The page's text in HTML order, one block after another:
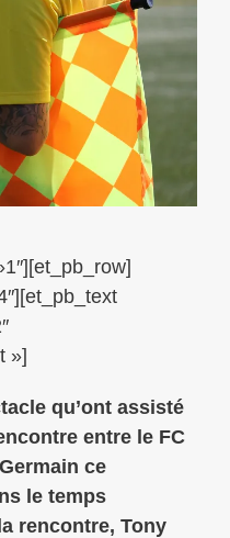
»]
qu’ont assisté
entre le FC
ce
le temps
rencontre, Tony